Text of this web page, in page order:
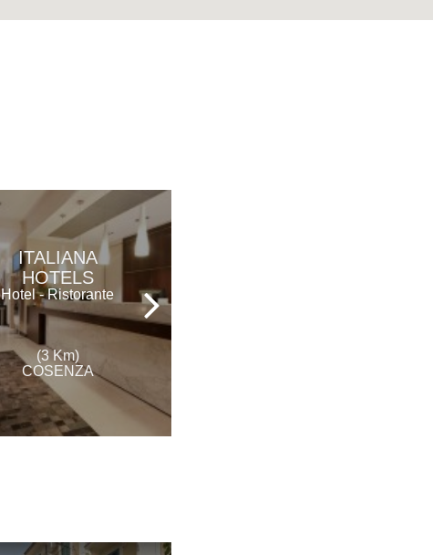
ITALIANA
HOTELS
Hotel - Ristorante
(3 Km)
COSENZA